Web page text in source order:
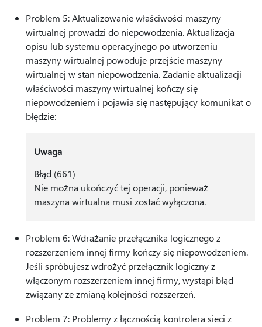
Problem 5: Aktualizowanie właściwości maszyny
wirtualnej prowadzi do niepowodzenia. Aktualizacja
opisu lub systemu operacyjnego po utworzeniu
maszyny wirtualnej powoduje przejście maszyny
wirtualnej w stan niepowodzenia. Zadanie aktualizacji
właściwości maszyny wirtualnej kończy się
niepowodzeniem i pojawia się następujący komunikat o
błędzie:
Uwaga
Błąd (661)
Nie można ukończyć tej operacji, ponieważ
maszyna wirtualna musi zostać wyłączona.
Problem 6: Wdrażanie przełącznika logicznego z
rozszerzeniem innej firmy kończy się niepowodzeniem.
Jeśli spróbujesz wdrożyć przełącznik logiczny z
włączonym rozszerzeniem innej firmy, wystąpi błąd
związany ze zmianą kolejności rozszerzeń.
Problem 7: Problemy z łącznością kontrolera sieci z